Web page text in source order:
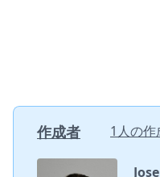
作成者 1人の作